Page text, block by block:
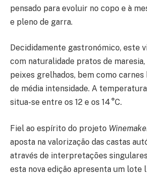
pensado para evoluir no copo e à
e pleno de garra.
Decididamente gastronómico, este
com naturalidade pratos de
peixes grelhados, bem como carnes
de média intensidade. A
situa-se entre os 12 e os 14 °C.
Fiel ao espírito do projeto
aposta na valorização das castas
através de interpretações
esta nova edição apresenta um lote